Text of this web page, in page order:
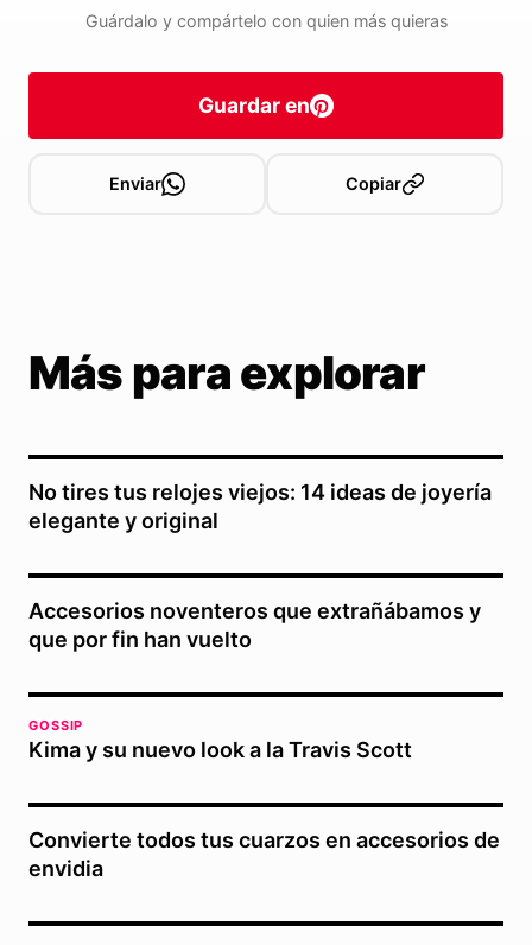
Guárdalo y compártelo con quien más quieras
Guardar en
Enviar Copiar
Más para explorar
No tires tus relojes viejos: 14 ideas de joyería
elegante y original
Accesorios noventeros que extrañábamos y
que por fin han vuelto
GOSSIP
Kima y su nuevo look a la Travis Scott
Convierte todos tus cuarzos en accesorios de
envidia